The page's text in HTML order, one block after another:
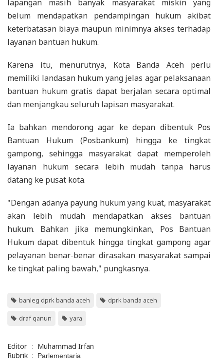
lapangan masih banyak masyarakat miskin yang
belum mendapatkan pendampingan hukum akibat
keterbatasan biaya maupun minimnya akses terhadap
layanan bantuan hukum.
Karena itu, menurutnya, Kota Banda Aceh perlu
memiliki landasan hukum yang jelas agar pelaksanaan
bantuan hukum gratis dapat berjalan secara optimal
dan menjangkau seluruh lapisan masyarakat.
Ia bahkan mendorong agar ke depan dibentuk Pos
Bantuan Hukum (Posbankum) hingga ke tingkat
gampong, sehingga masyarakat dapat memperoleh
layanan hukum secara lebih mudah tanpa harus
datang ke pusat kota.
"Dengan adanya payung hukum yang kuat, masyarakat
akan lebih mudah mendapatkan akses bantuan
hukum. Bahkan jika memungkinkan, Pos Bantuan
Hukum dapat dibentuk hingga tingkat gampong agar
pelayanan benar-benar dirasakan masyarakat sampai
ke tingkat paling bawah," pungkasnya.
banleg dprk banda aceh dprk banda aceh
draf qanun yara
Editor : Muhammad Irfan
Rubrik : Parlementaria